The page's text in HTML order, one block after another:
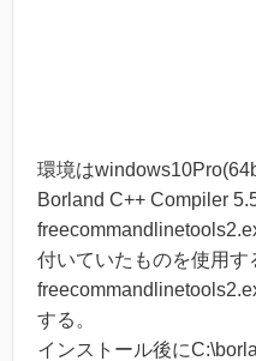
環境は
Borland C++ Compiler
付いていたものを使用す
する。
インストール後に